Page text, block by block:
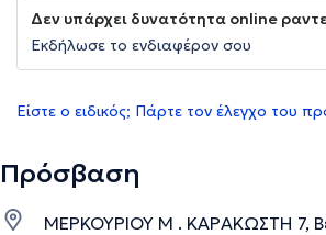
Δεν υπάρχει δυνατότητα online
Εκδήλωσε το ενδιαφέρον σου
Είστε ο ειδικός; Πάρτε τον έλεγχο του
Πρόσβαση
ΜΕΡΚΟΥΡΙΟΥ Μ . ΚΑΡΑΚΩΣΤΗ 7,